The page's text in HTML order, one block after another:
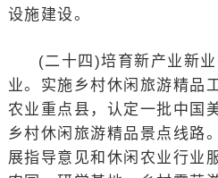
设施建设。
(二十四)培育新产业新
业。实施乡村休闲旅游精品
农业重点县，认定一批中国
乡村休闲旅游精品景点线路
展指导意见和休闲农业行业